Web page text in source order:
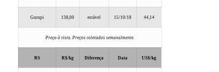
Gurupi 138,00 estável 15/10/18 44,14
Preço à vista. Preços coletados semanalmente.
RS R$/kg Diferença Data US$/kg